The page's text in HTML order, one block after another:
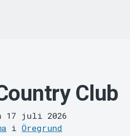
Club
17 juli 2026
i Öregrund